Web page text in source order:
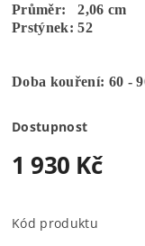
Průměr: 2,06 cm
Prstýnek: 52
Doba kouření: 60 -
Dostupnost
1 930 Kč
Kód produktu